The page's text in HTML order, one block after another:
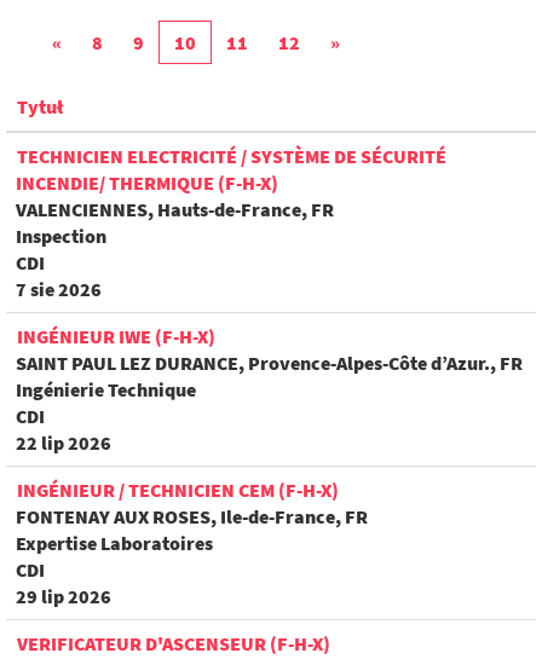
« 8 9 10 11 12 »
Tytuł
TECHNICIEN ELECTRICITÉ / SYSTÈME DE SÉCURITÉ
INCENDIE/ THERMIQUE (F-H-X)
VALENCIENNES, Hauts-de-France, FR
Inspection
CDI
7 sie 2026
INGÉNIEUR IWE (F-H-X)
SAINT PAUL LEZ DURANCE, Provence-Alpes-Côte d’Azur., FR
Ingénierie Technique
CDI
22 lip 2026
INGÉNIEUR / TECHNICIEN CEM (F-H-X)
FONTENAY AUX ROSES, Ile-de-France, FR
Expertise Laboratoires
CDI
29 lip 2026
VERIFICATEUR D'ASCENSEUR (F-H-X)